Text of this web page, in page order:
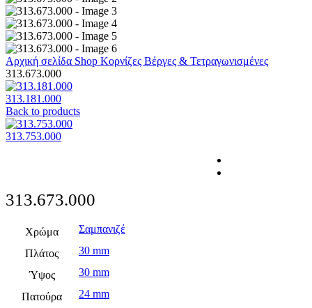
Αρχική σελίδα Shop Κορνίζες Βέργες & Τετραγωνισμένες
313.673.000
313.181.000
Back to products
313.753.000
313.673.000
Χρώμα Σαμπανιζέ
Πλάτος 30 mm
Ύψος 30 mm
Πατούρα 24 mm